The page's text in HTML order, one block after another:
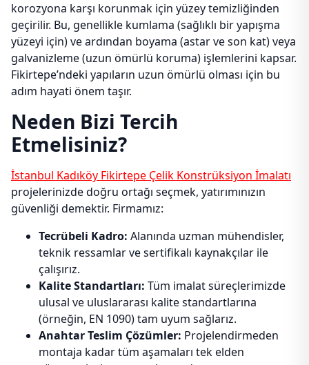
korozyona karşı korunmak için yüzey temizliğinden
geçirilir. Bu, genellikle kumlama (sağlıklı bir yapışma
yüzeyi için) ve ardından boyama (astar ve son kat) veya
galvanizleme (uzun ömürlü koruma) işlemlerini kapsar.
Fikirtepe’ndeki yapıların uzun ömürlü olması için bu
adım hayati önem taşır.
Neden Bizi Tercih
Etmelisiniz?
İstanbul Kadıköy Fikirtepe Çelik Konstrüksiyon İmalatı
projelerinizde doğru ortağı seçmek, yatırımınızın
güvenliği demektir. Firmamız:
Tecrübeli Kadro: Alanında uzman mühendisler,
teknik ressamlar ve sertifikalı kaynakçılar ile
çalışırız.
Kalite Standartları: Tüm imalat süreçlerimizde
ulusal ve uluslararası kalite standartlarına
(örneğin, EN 1090) tam uyum sağlarız.
Anahtar Teslim Çözümler: Projelendirmeden
montaja kadar tüm aşamaları tek elden